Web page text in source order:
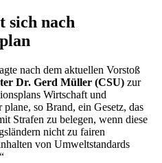
sich nach
nach dem aktuellen Vorstoß
Dr. Gerd Müller (CSU) zur
Wirtschaft und
so Brand, ein Gesetz, das
Strafen zu belegen, wenn diese
nicht zu fairen
von Umweltstandards